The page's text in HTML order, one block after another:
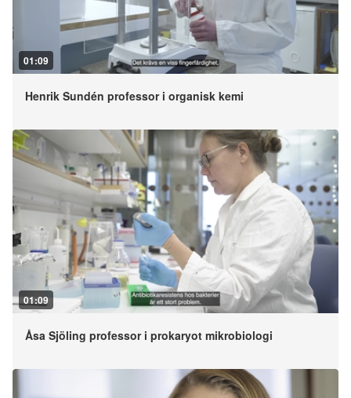
01:09
Henrik Sundén professor i organisk kemi
01:09
Åsa Sjöling professor i prokaryot mikrobiologi